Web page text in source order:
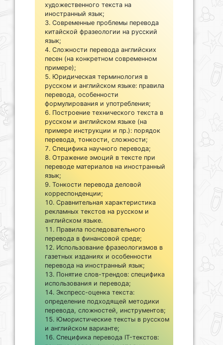
художественного текста на
иностранный язык;
Современные проблемы перевода
китайской фразеологии на русский
язык;
Сложности перевода английских
песен (на конкретном современном
примере);
Юридическая терминология в
русском и английском языке: правила
перевода, особенности
формулирования и употребления;
Построение технического текста в
русском и английском языке (на
примере инструкции и пр.): порядок
перевода, тонкости, сложности;
Специфика научного перевода;
Отражение эмоций в тексте при
переводе материалов на иностранный
язык;
Тонкости перевода деловой
корреспонденции;
Сравнительная характеристика
рекламных текстов на русском и
английском языке.
Правила последовательного
перевода в финансовой среде;
Использование фразеологизмов в
газетных изданиях и особенности
перевода на иностранный язык;
Понятие слов-трендов: специфика
использования и перевода;
Экспресс-оценка текста:
определение подходящей методики
перевода, сложностей, инструментов;
Юмористические тексты в русском
и английском варианте;
Специфика перевода IT-текстов: